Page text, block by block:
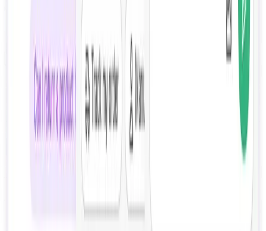
ライブチャットのコストはAIチャットボットと比較していくら？